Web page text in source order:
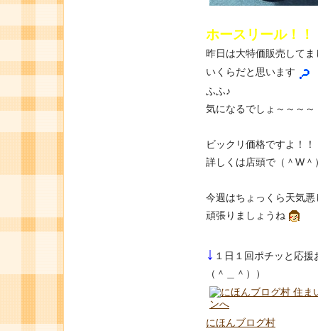
ホースリール！！
昨日は大特価販売してま
いくらだと思います
ふふ♪
気になるでしょ～～～～
ビックリ価格ですよ！！
詳しくは店頭で（＾W＾
今週はちょっくら天気
頑張りましょうね
↓ １日１回ポチッと応
（＾＿＾））
にほんブログ村